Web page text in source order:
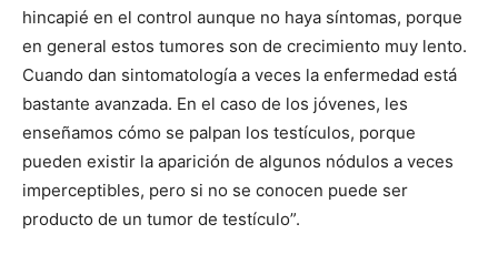
hincapié en el control aunque no haya síntomas, porque
en general estos tumores son de crecimiento muy lento.
Cuando dan sintomatología a veces la enfermedad está
bastante avanzada. En el caso de los jóvenes, les
enseñamos cómo se palpan los testículos, porque
pueden existir la aparición de algunos nódulos a veces
imperceptibles, pero si no se conocen puede ser
producto de un tumor de testículo”.